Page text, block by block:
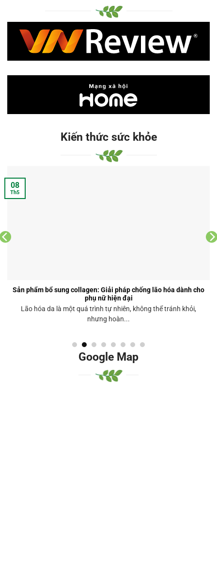
Kiến thức sức khỏe
Sản phẩm bổ sung collagen: Giải pháp chống lão hóa dành cho
phụ nữ hiện đại
Lão hóa da là một quá trình tự nhiên, không thể tránh khỏi,
nhưng hoàn...
08
Th5
Google Map